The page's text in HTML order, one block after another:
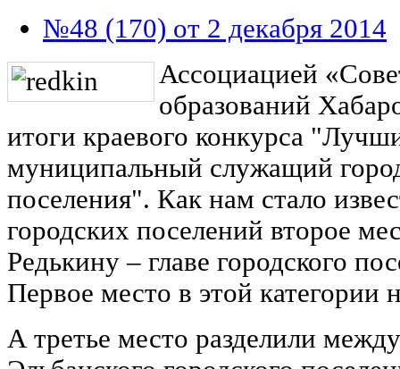
№48 (170) от 2 декабря 2014
Ассоциацией
образований
итоги краевого конкурса
муниципальный служащий
поселения". Как нам стало
городских поселений второе
Редькину – главе городского
Первое место в этой категории
А третье место разделили